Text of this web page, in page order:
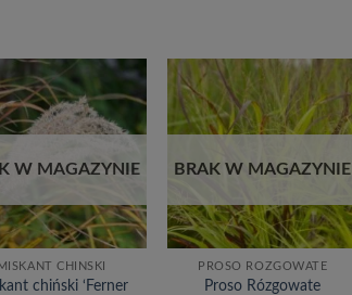
Dodaj
do
życzeń
W MAGAZYNIE
MISKANT CHIŃSKI
chiński ‘Ferner
Dodaj
do
życzeń
BRAK W MAGAZYNIE
PROSO RÓZGOWATE
Proso Rózgowate